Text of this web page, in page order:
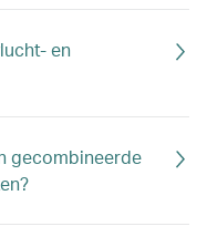
en
gecombineerde